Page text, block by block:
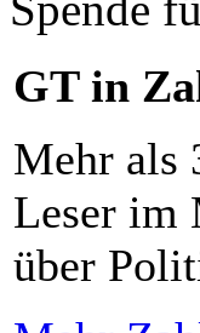
GT in
Mehr als
Leser im
über